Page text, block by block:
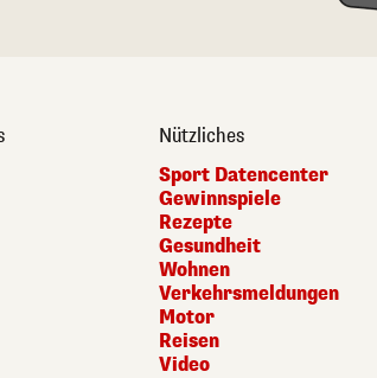
Nützliches
Sport Datencenter
Gewinnspiele
Rezepte
Gesundheit
Wohnen
Verkehrsmeldungen
Motor
Reisen
Video